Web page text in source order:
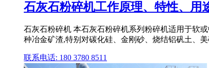
石灰石粉碎机工作原理、特性、用
石灰石粉碎机 本石灰石粉碎机系列粉碎机适用于软
种冶金矿渣,特别对碳化硅、金刚砂、烧结铝矾土、
联系电话: 180 3780 8511